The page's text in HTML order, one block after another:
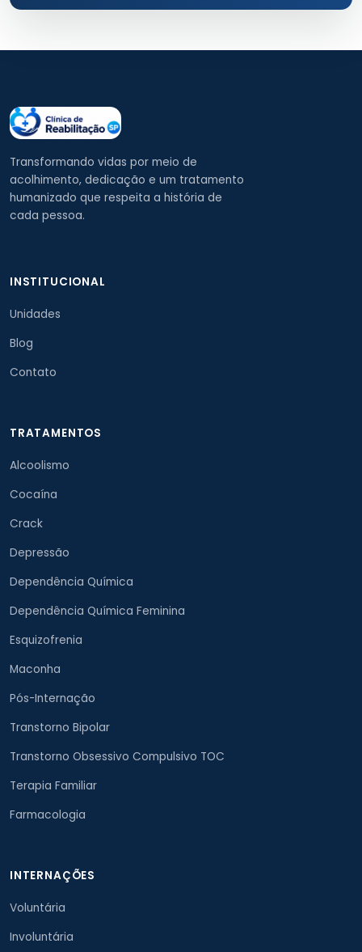
Transformando vidas por meio de
acolhimento, dedicação e um tratamento
humanizado que respeita a história de
cada pessoa.
INSTITUCIONAL
Unidades
Blog
Contato
TRATAMENTOS
Alcoolismo
Cocaína
Crack
Depressão
Dependência Química
Dependência Química Feminina
Esquizofrenia
Maconha
Pós-Internação
Transtorno Bipolar
Transtorno Obsessivo Compulsivo TOC
Terapia Familiar
Farmacologia
INTERNAÇÕES
Voluntária
Involuntária